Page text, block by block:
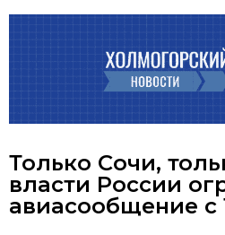
Только Сочи,
власти России
авиасообщение с